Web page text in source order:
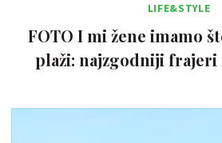
LIFE&STYLE
FOTO I mi žene imamo
plaži: najzgodniji frajeri